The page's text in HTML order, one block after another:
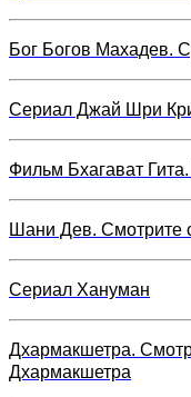
Бог Богов Махадев.
Сериал Джай Шри
Фильм Бхагават
Шани Дев. Смотрите
Сериал Хануман
Дхармакшетра.
Дхармакшетра